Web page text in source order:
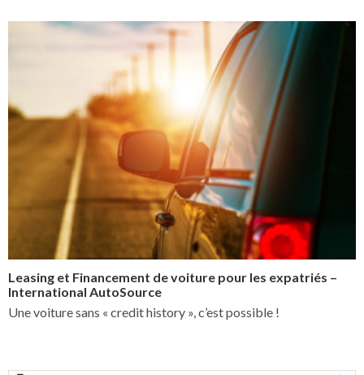
Leasing et Financement de voiture pour les expatriés –
International AutoSource
Une voiture sans « credit history », c’est possible !